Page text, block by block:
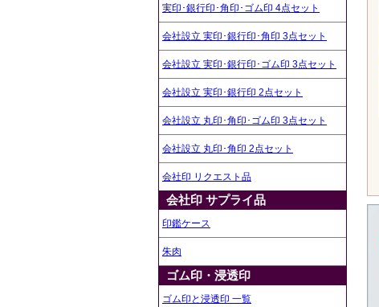
実印･銀行印･角印･ゴム印 4点セット
会社設立 実印･銀行印･角印 3点セット
会社設立 実印･銀行印･ゴム印 3点セット
会社設立 実印･銀行印 2点セット
会社設立 丸印･角印･ゴム印 3点セット
会社設立 丸印･角印 2点セット
会社印 リクエスト品
会社印 サプライ品
印鑑ケース
朱肉
ゴム印・浸透印
ゴム印と浸透印 一覧